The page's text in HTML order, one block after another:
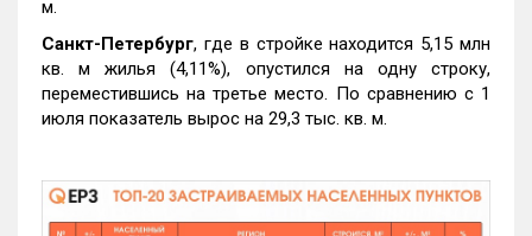
м.
Санкт-Петербург, где в стройке находится 5,15 млн
кв. м жилья (4,11%), опустился на одну строку,
переместившись на третье место. По сравнению с 1
июля показатель вырос на 29,3 тыс. кв. м.